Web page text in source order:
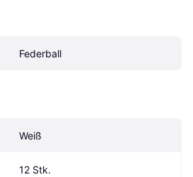
Federball
Weiß
12 Stk.